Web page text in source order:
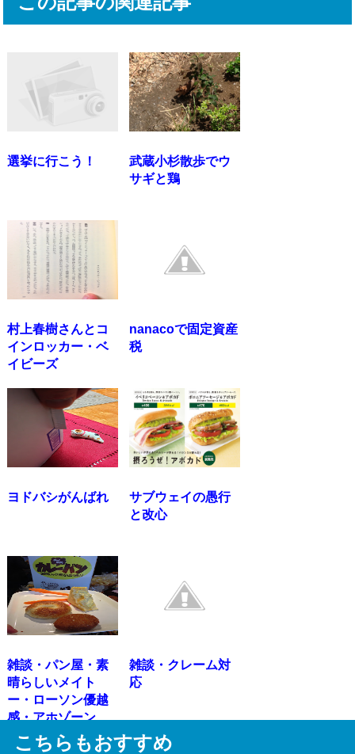
選挙に行こう！
武蔵小杉散歩でウ
サギと鶏
村上春樹さんとコ
インロッカー・ベ
イビーズ
nanacoで固定資産
税
ヨドバシがんばれ
サブウェイの愚行
と改心
雑談・パン屋・素
晴らしいメイト
ー・ローソン優越
感・アホゾーン
雑談・クレーム対
応
こちらもおすすめ